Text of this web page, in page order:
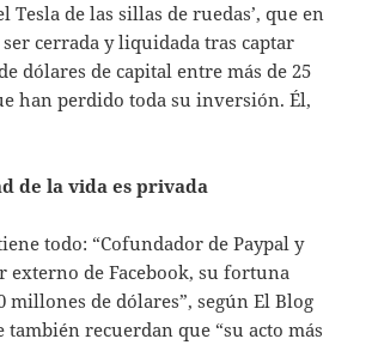
Tesla de las sillas de ruedas’, que en
cerrada y liquidada tras captar
dólares de capital entre más de 25
han perdido toda su inversión. Él,
de la vida es privada
todo: “Cofundador de Paypal y
externo de Facebook, su fortuna
millones de dólares”, según El Blog
también recuerdan que “su acto más